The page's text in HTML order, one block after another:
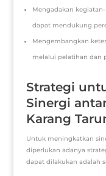
Mengadakan
dapat mendukung
Mengembangkan
melalui pelatihan dan
Strategi
Sinergi
Karang
Untuk meningkatkan
diperlukan adanya
dapat dilakukan adalah